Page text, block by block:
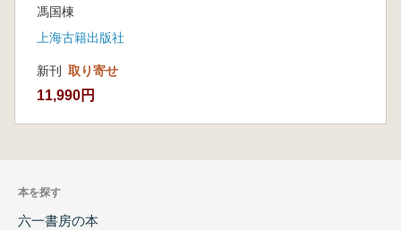
馮国棟
上海古籍出版社
新刊 取り寄せ
11,990円
本を探す
六一書房の本